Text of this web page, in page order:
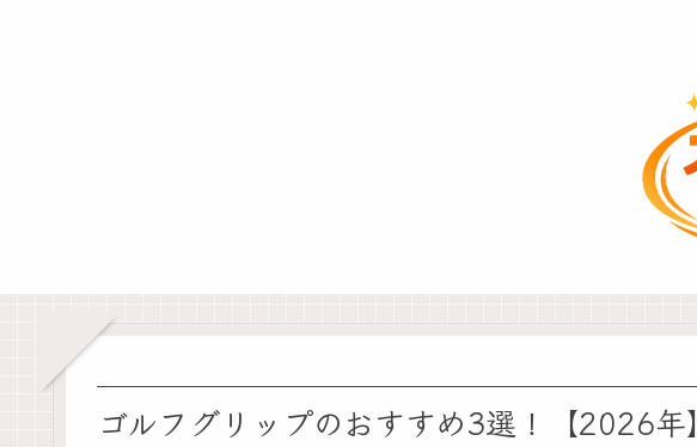
ゴルフグリップのおすすめ3選！【2026年】